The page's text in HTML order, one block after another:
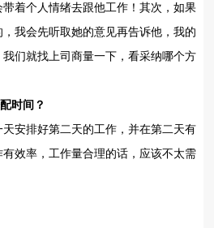
着个人情绪去跟他工作！其次，如果
我会先听取她的意见再告诉他，我的
们就找上司商量一下，看采纳哪个方
时间？
安排好第二天的工作，并在第二天有
效率，工作量合理的话，应该不太需